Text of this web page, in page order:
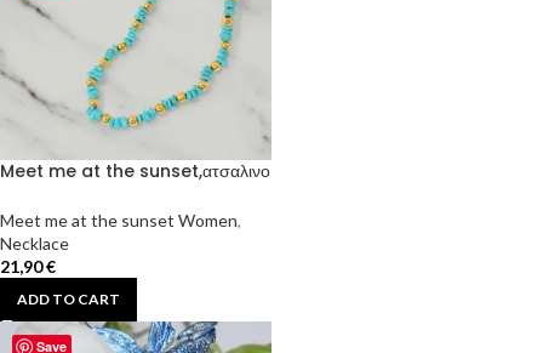
Meet me at the sunset,ατσαλινο
Meet me at the sunset Women,
Necklace
21,90€
ADD TO CART
Save